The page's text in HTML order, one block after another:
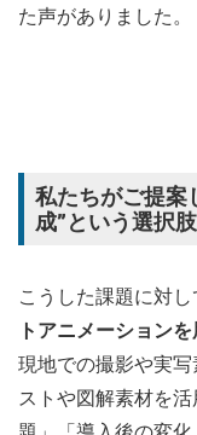
た声がありました。
私たちがご提案
成”という選択肢
こうした課題に対し
トアニメーション
現地での撮影や実
ストや図解素材を